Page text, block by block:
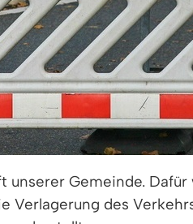
unserer Gemeinde. Dafür
Verlagerung des